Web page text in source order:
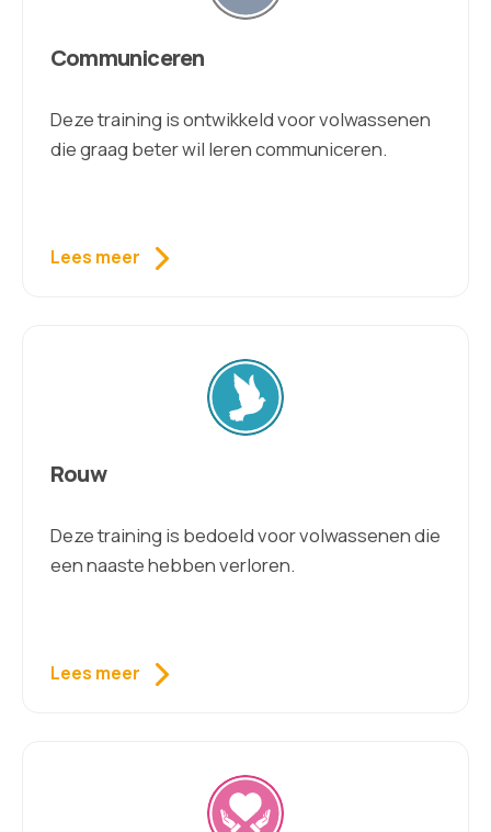
Communiceren
Deze training is ontwikkeld voor volwassenen
die graag beter wil leren communiceren.
Lees meer
Rouw
Deze training is bedoeld voor volwassenen die
een naaste hebben verloren.
Lees meer